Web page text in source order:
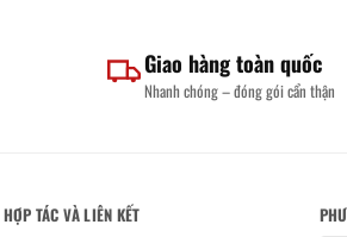
Giao hàng toàn quốc
Nhanh chóng – đóng gói cẩn thận
HỢP TÁC VÀ LIÊN KẾT